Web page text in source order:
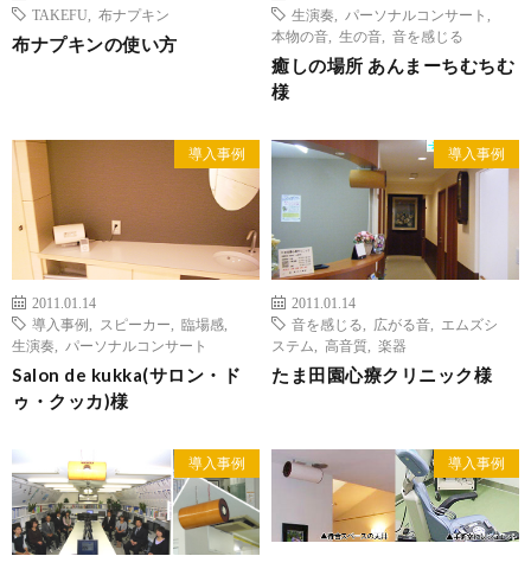
TAKEFU
布ナプキン
布ナプキンの使い方
生演奏
パーソナルコンサート
本物の音
生の音 音を感じる
癒しの場所 あんまーちむちむ
様
導入事例
2011.01.14
導入事例
スピーカー 臨場感
生演奏
パーソナルコンサート
Salon de kukka(サロン・ド
ゥ・クッカ)様
導入事例
2011.01.14
音を感じる
広がる音
エムズシ
ステム
高音質 楽器
たま田園心療クリニック様
導入事例 導入事例